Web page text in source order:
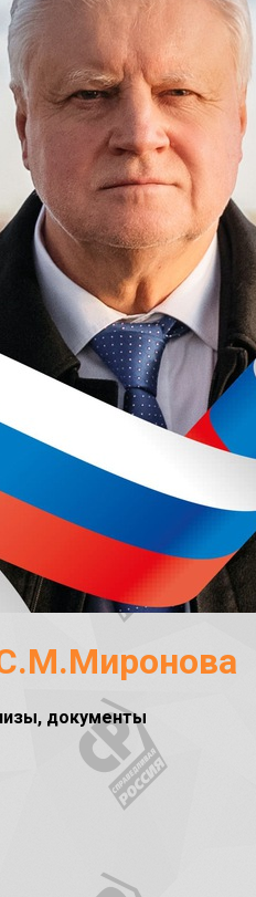
документы